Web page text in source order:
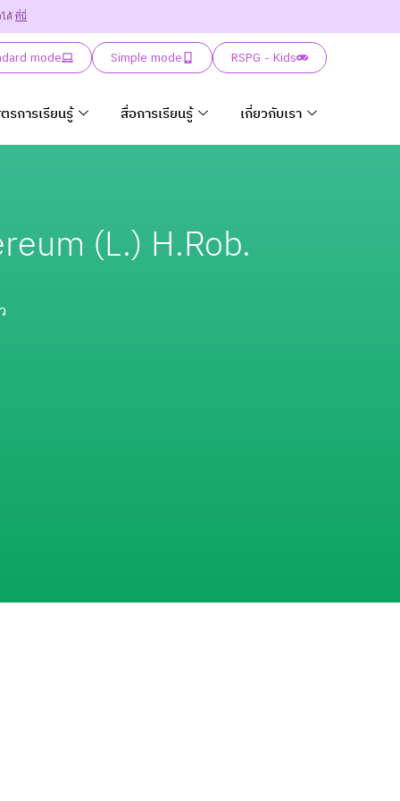
ด้ ที่นี่
mode Simple mode RSPG - Kids
รการเรียนรู้ สื่อการเรียนรู้ เกี่ยวกับเรา
(L.) H.Rob.